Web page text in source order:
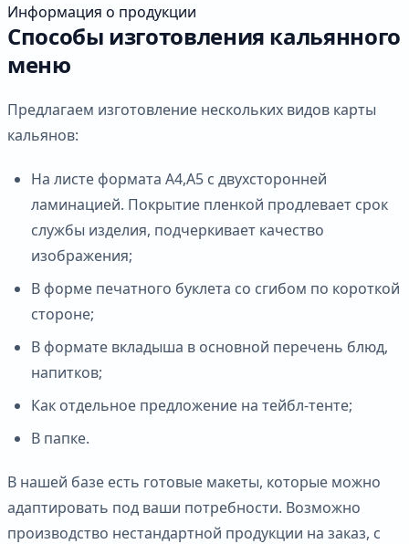
Информация о продукции
Способы изготовления кальянного
меню
Предлагаем изготовление нескольких видов карты
кальянов:
На листе формата А4,А5 с двухсторонней
ламинацией. Покрытие пленкой продлевает срок
службы изделия, подчеркивает качество
изображения;
В форме печатного буклета со сгибом по короткой
стороне;
В формате вкладыша в основной перечень блюд,
напитков;
Как отдельное предложение на тейбл-тенте;
В папке.
В нашей базе есть готовые макеты, которые можно
адаптировать под ваши потребности. Возможно
производство нестандартной продукции на заказ, с